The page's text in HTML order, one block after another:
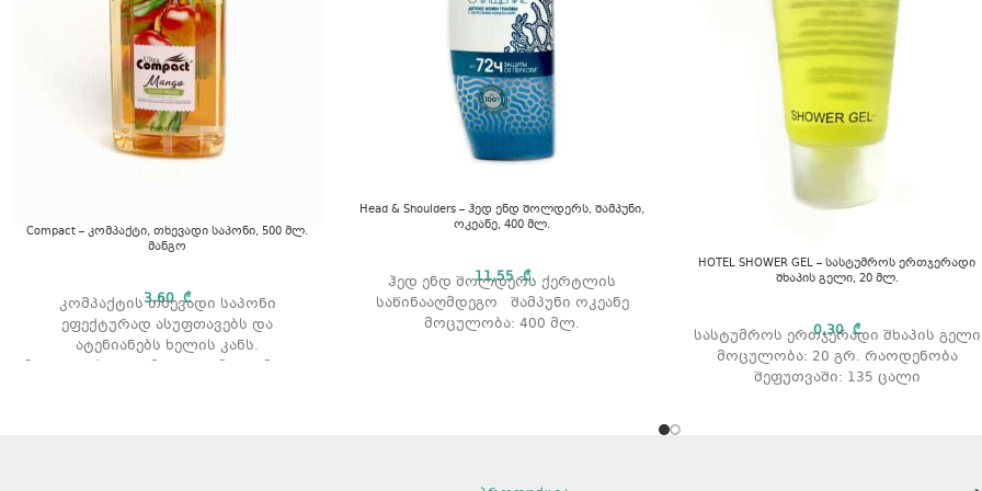
Compact – კომპაქტი, თხევადი საპონი, 500 მლ.
მანგო
3,60₾
კომპაქტის თხევადი საპონი
ეფექტურად ასუფთავებს და
ატენიანებს ხელის კანს.
მოცულობა: 500 მლ. არომატი: მანგო
Head & Shoulders – ჰედ ენდ შოლდერს, შამპუნი,
ოკეანე, 400 მლ.
11,55₾
ჰედ ენდ შოლდერს ქერტლის
საწინააღმდეგო შამპუნი ოკეანე
მოცულობა: 400 მლ.
HOTEL SHOWER GEL – სასტუმროს ერთჯერადი
შხაპის გელი, 20 მლ.
0,30₾
სასტუმროს ერთჯერადი შხაპის გელი
მოცულობა: 20 გრ. რაოდენობა
შეფუთვაში: 135 ცალი